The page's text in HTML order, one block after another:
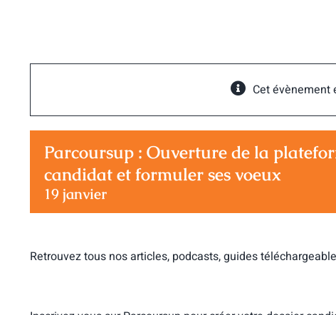
Cet évènement
Parcoursup : Ouverture de la
candidat et formuler ses voeux
19 janvier
Retrouvez tous nos articles, podcasts, guides